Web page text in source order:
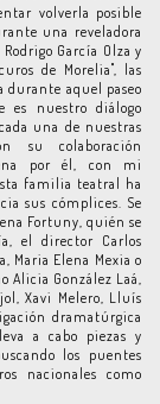
volverla posible
una reveladora
García Olza y
de Morelia", las
durante aquel paseo
nuestro diálogo
una de nuestras
su colaboración
por él, con mi
familia teatral ha
sus cómplices. Se
Fortuny, quién se
el director Carlos
Maria Elena Mexia o
Alicia González Laá,
Xavi Melero, Lluís
dramatúrgica
a cabo piezas y
los puentes
nacionales como